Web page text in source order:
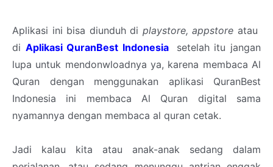
Aplikasi ini bisa diunduh di playstore, appstore atau
di Aplikasi QuranBest Indonesia
setelah itu jangan
lupa untuk mendonwloadnya ya, karena membaca Al
Quran dengan menggunakan aplikasi QuranBest
Indonesia ini membaca Al Quran digital sama
nyamannya dengan membaca al quran cetak.
Jadi kalau kita atau anak-anak sedang dalam